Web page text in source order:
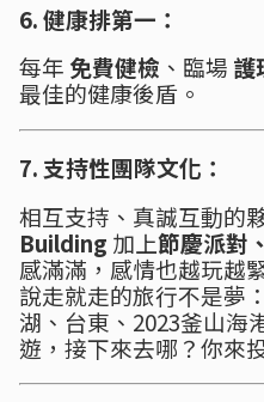
6. 健康排第一：
每年 免費健檢 、臨場 護
最佳的健康後盾。
7. 支持性團隊文化：
相互支持、真誠互動的
Building 加上節慶派對
感滿滿，感情也越玩越
說走就走的旅行不是夢
湖、台東、2023釜山海
遊，接下來去哪？你來